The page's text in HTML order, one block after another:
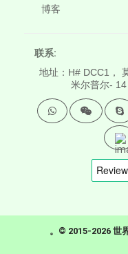
博客
联系:
地址：H# DCC1，
米尔普尔-
。© 2015-2026 世